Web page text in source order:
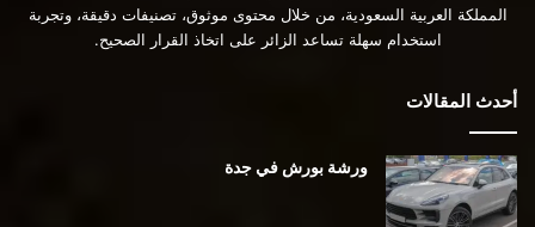
المملكة العربية السعودية، من خلال محتوى موثوق، تصنيفات دقيقة، وتجربة
استخدام سهلة تساعد الزائر على اتخاذ القرار الصحيح.
أحدث المقالات
ورشة بورش في جدة